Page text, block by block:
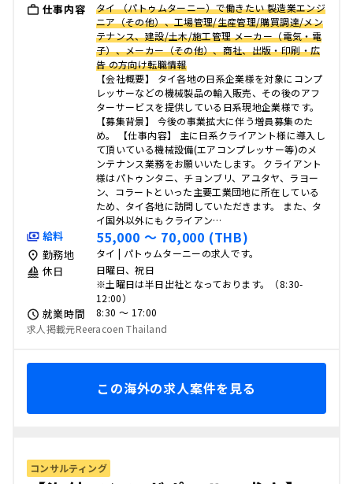
仕事内容
タイ （パトゥムターニー）で働きたい 製造業エンジ
ニア（その他）、工場管理/生産管理/購買調達/メン
テナンス、建設/土木/施工管理 メーカー（電気・電
子）、メーカー（その他）、商社、出版・印刷・広
告 の方向け転職情報
【会社概要】 タイ各地の日系企業様を対象にコンプ
レッサーなどの機械製品の輸入販売、その後のアフ
ターサービスを提供している日系現地企業様です。
【募集背景】 今後の事業拡大に伴う増員募集のた
め。 【仕事内容】 主に日系クライアント様に導入し
て頂いている機械設備(エアコンプレッサー等)のメ
ンテナンス業務をお願いいたします。 クライアント
様はパトゥンタニ、チョンブリ、アユタヤ、ラヨー
ン、コラートといった主要工業団地に所在している
ため、タイ各地に訪問していただきます。 また、タ
イ国外以外にもクライアン…
給料 55,000 〜 70,000 (THB)
勤務地 タイ | パトゥムターニーの求人です。
休日
日曜日、祝日
※土曜日は半日出社となっております。（8:30-
12:00）
就業時間
8:30 〜 17:00
求人掲載元Reeracoen Thailand
この海外の求人案件を見る
コンサルティング